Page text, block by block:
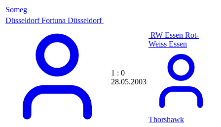
danielle
danielle23
Daniel Marianczyk
Daniel S.
daninator
Danino
danny12
DannyDeluxe
Danny Stephan
DaPlayer
DaPu
Someg
Düsseldorf Fortuna Düsseldorf
1 : 0
28.05.2003
RW Essen Rot-
Weiss Essen
Thorshawk